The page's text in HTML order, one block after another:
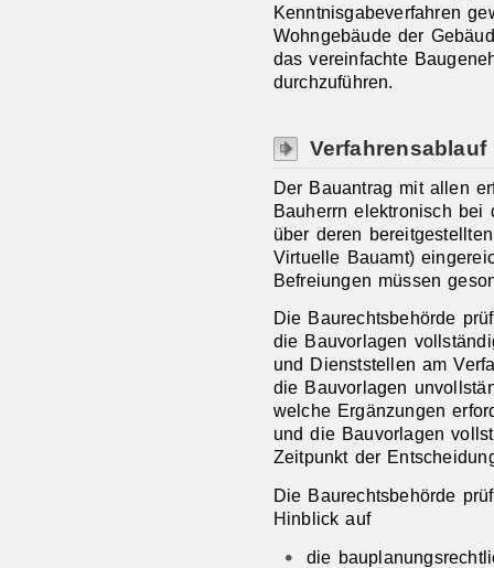
Kenntnisgabeverfahren
Wohngebäude der
das vereinfachte
durchzuführen.
Verfahrensablauf
Der Bauantrag mit allen
Bauherrn elektronisch bei
über deren
Virtuelle Bauamt)
Befreiungen müssen
Die Baurechtsbehörde
die Bauvorlagen
und Dienststellen am
die Bauvorlagen
welche Ergänzungen
und die Bauvorlagen
Zeitpunkt der
Die Baurechtsbehörde
Hinblick auf
die